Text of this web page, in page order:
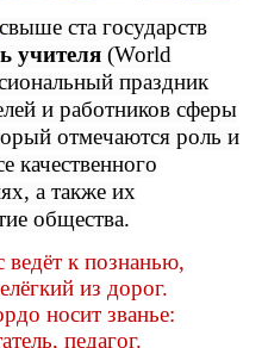
свыше ста государств
учителя (World
праздник
и работников сферы
отмечаются роль и
качественного
а также их
общества.
ведёт к познанью,
из дорог.
носит званье:
педагог.